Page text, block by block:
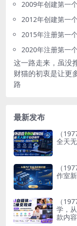
2009年创建第一
2012年创建第一
2015年注册第一
2020年注册第一
这一路走来，虽没
财猫的初衷是让更
路
最新发布
（
全天
（
作室
（
学，
款内